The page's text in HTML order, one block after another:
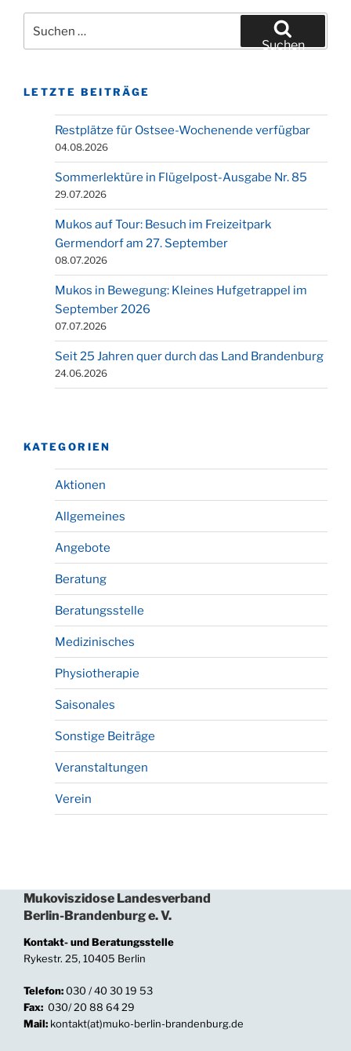
nach:
Suchen
LETZTE BEITRÄGE
Restplätze für Ostsee-Wochenende verfügbar
04.08.2026
Sommerlektüre in Flügelpost-Ausgabe Nr. 85
29.07.2026
Mukos auf Tour: Besuch im Freizeitpark
Germendorf am 27. September
08.07.2026
Mukos in Bewegung: Kleines Hufgetrappel im
September 2026
07.07.2026
Seit 25 Jahren quer durch das Land Brandenburg
24.06.2026
KATEGORIEN
Aktionen
Allgemeines
Angebote
Beratung
Beratungsstelle
Medizinisches
Physiotherapie
Saisonales
Sonstige Beiträge
Veranstaltungen
Verein
Mukoviszidose Landesverband
Berlin-Brandenburg e. V.
Kontakt- und Beratungsstelle
Rykestr. 25, 10405 Berlin
Telefon:030 / 40 30 19 53
Fax: 030/ 20 88 64 29
Mail: kontakt(at)muko-berlin-brandenburg.de